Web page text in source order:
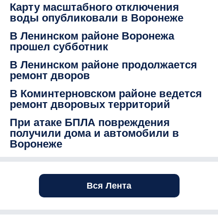
Карту масштабного отключения
воды опубликовали в Воронеже
В Ленинском районе Воронежа
прошел субботник
В Ленинском районе продолжается
ремонт дворов
В Коминтерновском районе ведется
ремонт дворовых территорий
При атаке БПЛА повреждения
получили дома и автомобили в
Воронеже
Вся Лента